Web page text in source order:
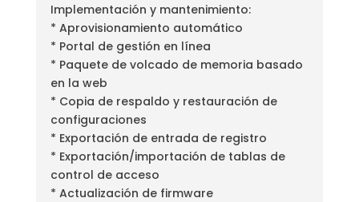
Implementación y mantenimiento:
* Aprovisionamiento automático
* Portal de gestión en línea
* Paquete de volcado de memoria basado
en la web
* Copia de respaldo y restauración de
configuraciones
* Exportación de entrada de registro
* Exportación/importación de tablas de
control de acceso
* Actualización de firmware